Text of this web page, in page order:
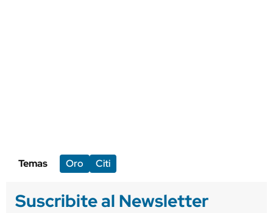
Temas Oro Citi
Suscribite al Newsletter